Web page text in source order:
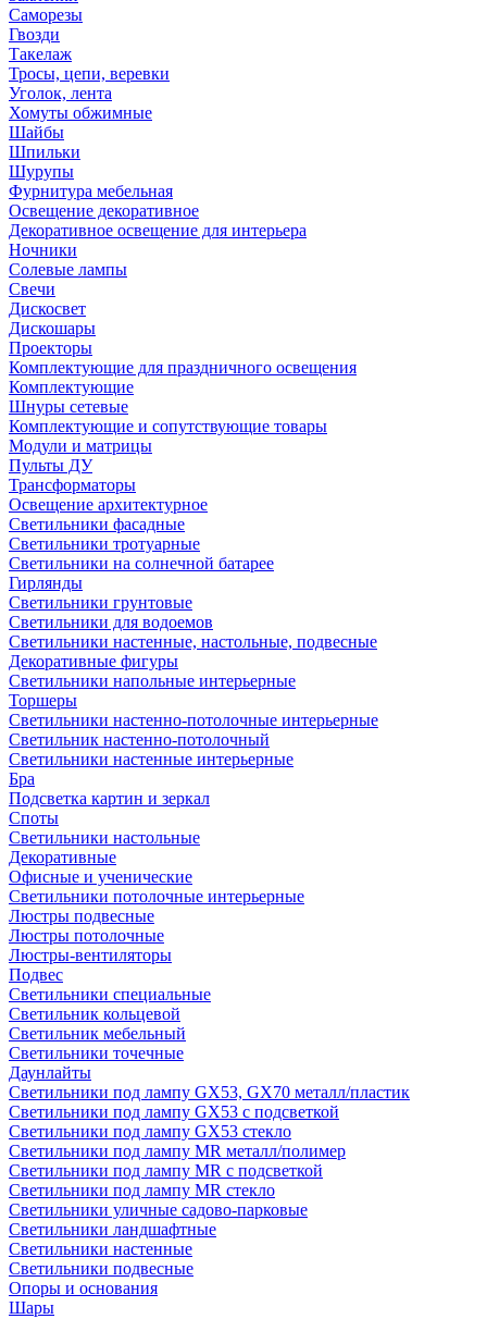
Саморезы
Гвозди
Такелаж
Тросы, цепи, веревки
Уголок, лента
Хомуты обжимные
Шайбы
Шпильки
Шурупы
Фурнитура мебельная
Освещение декоративное
Декоративное освещение для интерьера
Ночники
Солевые лампы
Свечи
Дискосвет
Дискошары
Проекторы
Комплектующие для праздничного освещения
Комплектующие
Шнуры сетевые
Комплектующие и сопутствующие товары
Модули и матрицы
Пульты ДУ
Трансформаторы
Освещение архитектурное
Светильники фасадные
Светильники тротуарные
Светильники на солнечной батарее
Гирлянды
Светильники грунтовые
Светильники для водоемов
Светильники настенные, настольные, подвесные
Декоративные фигуры
Светильники напольные интерьерные
Торшеры
Светильники настенно-потолочные интерьерные
Светильник настенно-потолочный
Светильники настенные интерьерные
Бра
Подсветка картин и зеркал
Споты
Светильники настольные
Декоративные
Офисные и ученические
Светильники потолочные интерьерные
Люстры подвесные
Люстры потолочные
Люстры-вентиляторы
Подвес
Светильники специальные
Светильник кольцевой
Светильник мебельный
Светильники точечные
Даунлайты
Светильники под лампу GX53, GX70 металл/пластик
Светильники под лампу GX53 с подсветкой
Светильники под лампу GX53 стекло
Светильники под лампу MR металл/полимер
Светильники под лампу MR с подсветкой
Светильники под лампу MR стекло
Светильники уличные садово-парковые
Светильники ландшафтные
Светильники настенные
Светильники подвесные
Опоры и основания
Шары